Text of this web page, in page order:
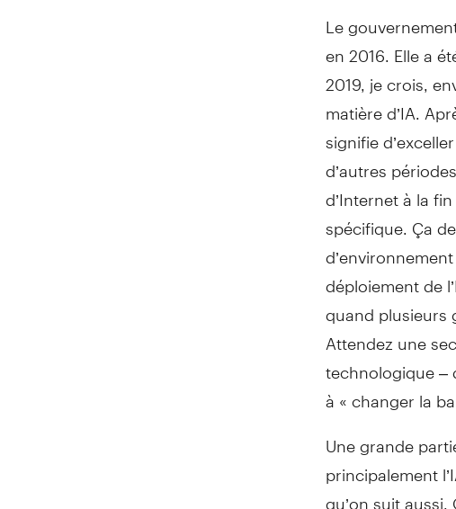
Le
en 2016. Elle a
2019, je crois,
matière d’IA.
signifie
d’autres
d’Internet à la
spécifique. Ça
déploiement de
quand plusieurs
Attendez une
technologique –
à « changer la
Une grande
principalement
qu’on suit